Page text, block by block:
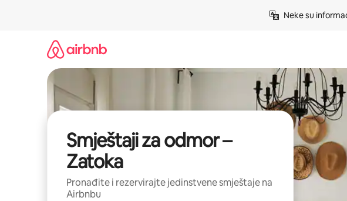
Neke su
Smještaji za odmor –
Zatoka
Pronađite i rezervirajte jedinstvene smještaje na
Airbnbu